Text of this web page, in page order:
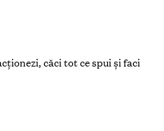
căci tot ce spui și faci